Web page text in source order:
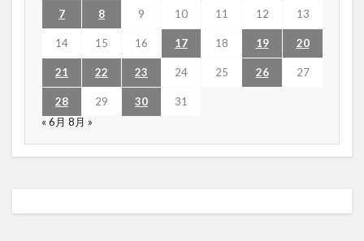
7 8 9 10 11 12 13
14 15 16 17 18 19 20
21 22 23 24 25 26 27
28 29 30
31
« 6月 8月 »